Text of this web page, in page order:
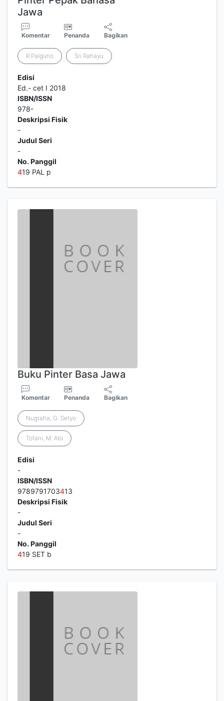
Jawa
Komentar Penanda Bagikan
R.Palguno Sri Rahayu
Edisi
Ed.- cet I 2018
ISBN/ISSN
978-
Deskripsi Fisik
-
Judul Seri
-
No. Panggil
419 PAL p
Buku Pinter Basa Jawa
Komentar Penanda Bagikan
Nugraha, G. Setyo
Tofani, M. Abi
Edisi
-
ISBN/ISSN
9789791703413
Deskripsi Fisik
-
Judul Seri
-
No. Panggil
419 SET b